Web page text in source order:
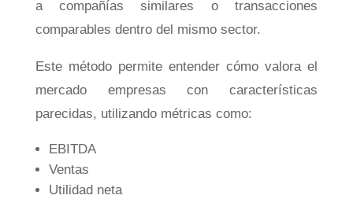
a compañías similares o transacciones
comparables dentro del mismo sector.
Este método permite entender cómo valora el
mercado empresas con características
parecidas, utilizando métricas como:
EBITDA
Ventas
Utilidad neta